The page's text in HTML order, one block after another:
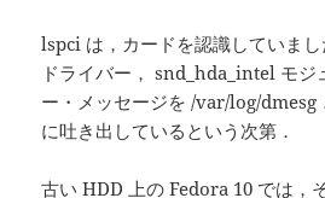
lspci は，カードを認識していま
ドライバー， snd_hda_intel モジ
ー・メッセージを /var/log/dmesg
に吐き出しているという次第．
古い HDD 上のFedora 10 では，